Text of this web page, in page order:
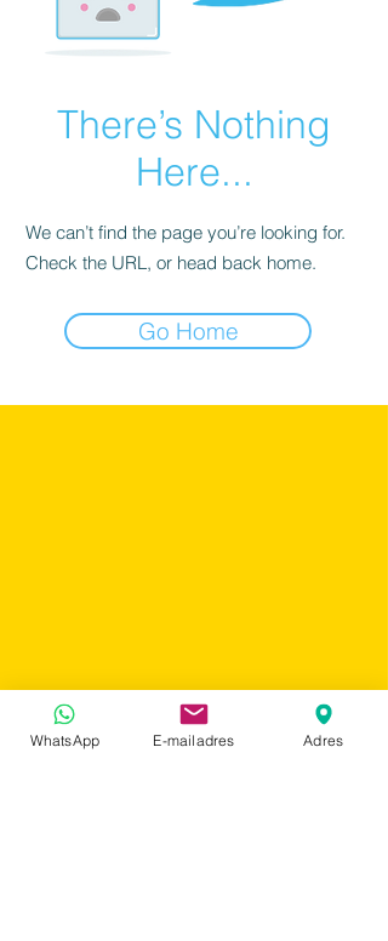
There’s Nothing
Here...
We can’t find the page you’re looking for.
Check the URL, or head back home.
Go Home
WhatsApp E-mailadres Adres